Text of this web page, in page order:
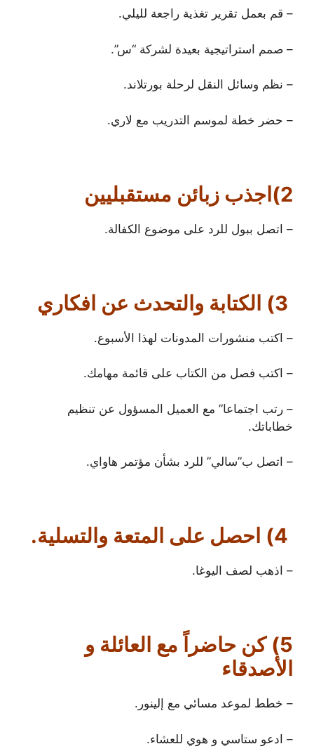
– قم بعمل تقرير تغذية راجعة لليلي.
– صمم استراتيجية بعيدة لشركة “س”.
– نظم وسائل النقل لرحلة بورتلاند.
– حضر خطة لموسم التدريب مع لاري.
2)اجذب زبائن مستقبليين
– اتصل ببول للرد على موضوع الكفالة.
– اكتب منشورات المدونات لهذا الأسبوع.
– اكتب فصل من الكتاب على قائمة مهامك.
– رتب اجتماعا” مع العميل المسؤول عن تنظيم
خطاباتك.
– اتصل ب”سالي” للرد بشأن مؤتمر هاواي.
– اذهب لصف اليوغا.
5) كن حاضراً مع العائلة و
الأصدقاء
– خطط لموعد مسائي مع إلينور.
– ادعو ستاسي و هوي للعشاء.